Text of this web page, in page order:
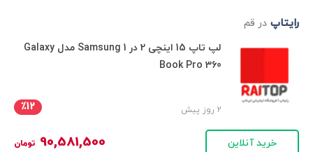
رایتاپ در قم
لپ تاپ 15 اینچی 2 در 1 Samsung مدل Galaxy
Book Pro 360
2 روز پیش ٪12
خرید آنلاین 90,581,500 تومان